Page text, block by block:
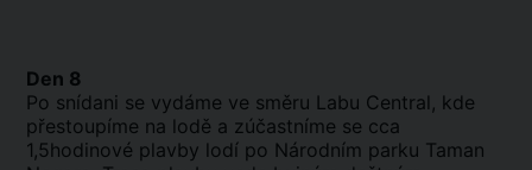
Den 8
Po snídani se vydáme ve směru Labu Central, kde
přestoupíme na lodě a zúčastníme se cca
1,5hodinové plavby lodí po Národním parku Taman